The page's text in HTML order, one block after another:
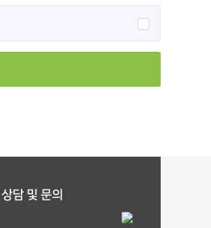
담 및 문의